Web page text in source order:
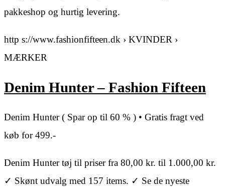
pakkeshop og hurtig levering.
http s://www.fashionfifteen.dk › KVINDER ›
MÆRKER
Denim Hunter – Fashion Fifteen
Denim Hunter ( Spar op til 60 % ) • Gratis fragt ved
køb for 499.-
Denim Hunter tøj til priser fra 80,00 kr. til 1.000,00 kr.
✓ Skønt udvalg med 157 items. ✓ Se de nyeste